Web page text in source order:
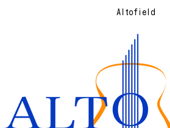
Altofield